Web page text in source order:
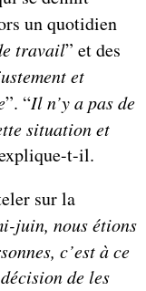
un quotidien
travail” et des
et
”. “Il n’y a pas de
situation et
t-il.
sur la
juin, nous étions
c’est à ce
de les